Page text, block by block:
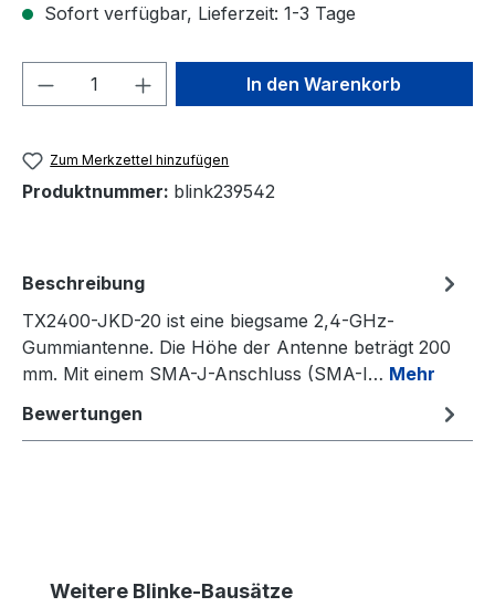
Sofort verfügbar, Lieferzeit: 1-3 Tage
Produkt Anzahl: Gib denIn den Warenkorb
Zum Merkzettel hinzufügen
Produktnummer: blink239542
Beschreibung
TX2400-JKD-20 ist eine biegsame 2,4-GHz-
Gummiantenne. Die Höhe der Antenne beträgt 200
mm. Mit einem SMA-J-Anschluss (SMA-I… Mehr
Bewertungen
Produktgalerie überspringen
Weitere Blinke-Bausätze